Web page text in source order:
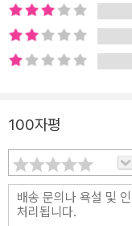
륙까지, 각 지역의 특징을
지도와 사진으로 만나
후, 식물, 동물에 대한
우리 주변에서 쉽게 만
은 식생도 사진으로 만날 수 있다. 정치 지도와
별 나라와 문화! 어떤 대
은 어떻게 살고 있을까
다. 지역의 역사가 담긴
100자평